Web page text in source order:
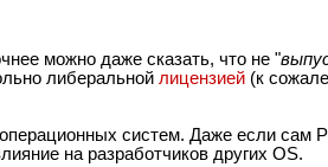
можно даже сказать, что не "
либеральной лицензией (к
систем. Даже если сам
на разработчиков других OS.